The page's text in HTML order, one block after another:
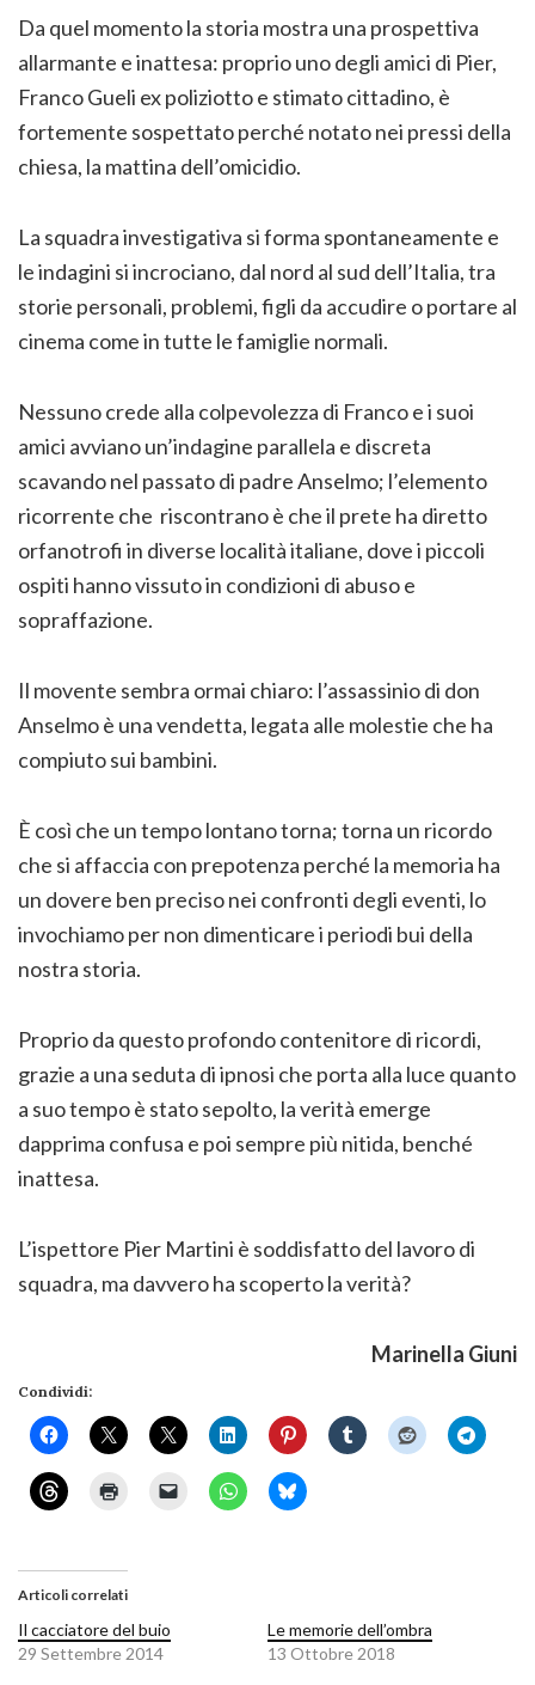
Da quel momento la storia mostra una prospettiva
allarmante e inattesa: proprio uno degli amici di Pier,
Franco Gueli ex poliziotto e stimato cittadino, è
fortemente sospettato perché notato nei pressi della
chiesa, la mattina dell’omicidio.
La squadra investigativa si forma spontaneamente e
le indagini si incrociano, dal nord al sud dell’Italia, tra
storie personali, problemi, figli da accudire o portare al
cinema come in tutte le famiglie normali.
Nessuno crede alla colpevolezza di Franco e i suoi
amici avviano un’indagine parallela e discreta
scavando nel passato di padre Anselmo; l’elemento
ricorrente che riscontrano è che il prete ha diretto
orfanotrofi in diverse località italiane, dove i piccoli
ospiti hanno vissuto in condizioni di abuso e
sopraffazione.
Il movente sembra ormai chiaro: l’assassinio di don
Anselmo è una vendetta, legata alle molestie che ha
compiuto sui bambini.
È così che un tempo lontano torna; torna un ricordo
che si affaccia con prepotenza perché la memoria ha
un dovere ben preciso nei confronti degli eventi, lo
invochiamo per non dimenticare i periodi bui della
nostra storia.
Proprio da questo profondo contenitore di ricordi,
grazie a una seduta di ipnosi che porta alla luce quanto
a suo tempo è stato sepolto, la verità emerge
dapprima confusa e poi sempre più nitida, benché
inattesa.
L’ispettore Pier Martini è soddisfatto del lavoro di
squadra, ma davvero ha scoperto la verità?
Marinella Giuni
Condividi:
Articoli correlati
Il cacciatore del buio
29 Settembre 2014
Le memorie dell’ombra
13 Ottobre 2018